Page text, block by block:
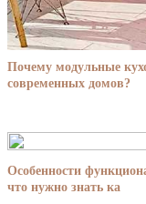
Почему модульные
современных домов?
Особенности
что нужно знать ка